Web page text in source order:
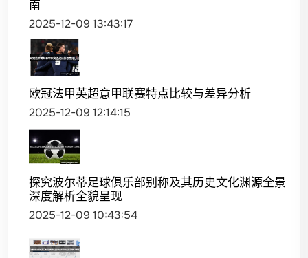
南
2025-12-09 13:43:17
欧冠法甲英超意甲联赛特点比较与差异分析
2025-12-09 12:14:15
探究波尔蒂足球俱乐部别称及其历史文化渊源全景
深度解析全貌呈现
2025-12-09 10:43:54